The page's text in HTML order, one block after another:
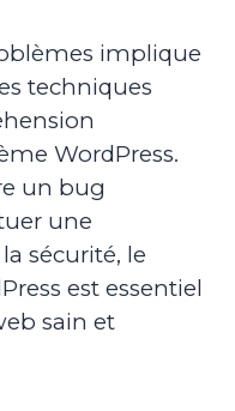
implique
techniques
WordPress.
un bug
une
sécurité, le
est essentiel
sain et